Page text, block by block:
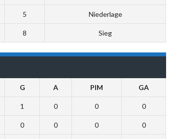
5 Niederlage
8 Sieg
G A PIM GA
1 0 0 0
0 0 0 0